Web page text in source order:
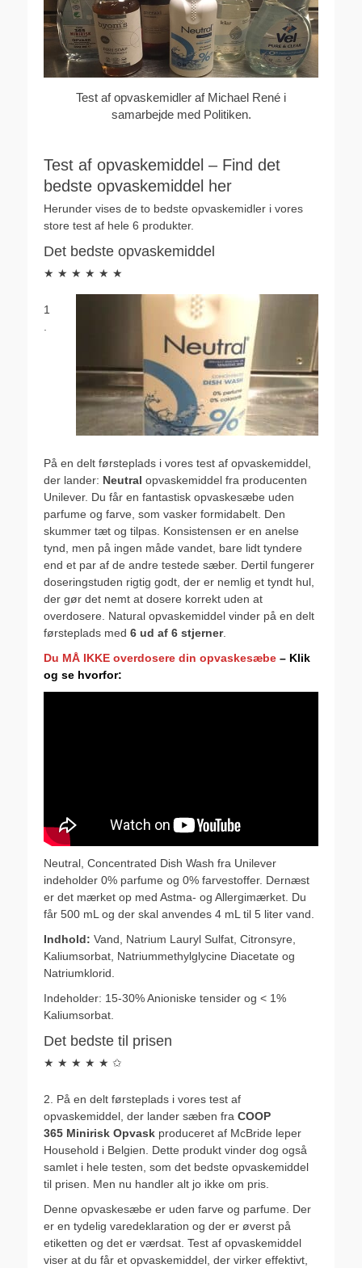
Test af opvaskemidler af Michael René i
samarbejde med Politiken.
Test af opvaskemiddel – Find det
bedste opvaskemiddel her
Herunder vises de to bedste opvaskemidler i vores
store test af hele 6 produkter.
Det bedste opvaskemiddel
★ ★ ★ ★ ★ ★
1
På en delt førsteplads i vores test af opvaskemiddel,
der lander: Neutral opvaskemiddel fra producenten
Unilever. Du får en fantastisk opvaskesæbe uden
parfume og farve, som vasker formidabelt. Den
skummer tæt og tilpas. Konsistensen er en anelse
tynd, men på ingen måde vandet, bare lidt tyndere
end et par af de andre testede sæber. Dertil fungerer
doseringstuden rigtig godt, der er nemlig et tyndt hul,
der gør det nemt at dosere korrekt uden at
overdosere. Natural opvaskemiddel vinder på en delt
førsteplads med 6 ud af 6 stjerner.
Du MÅ IKKE overdosere din opvaskesæbe – Klik
og se hvorfor:
Neutral, Concentrated Dish Wash fra Unilever
indeholder 0% parfume og 0% farvestoffer. Dernæst
er det mærket op med Astma- og Allergimærket. Du
får 500 mL og der skal anvendes 4 mL til 5 liter vand.
Indhold: Vand, Natrium Lauryl Sulfat, Citronsyre,
Kaliumsorbat, Natriummethylglycine Diacetate og
Natriumklorid.
Indeholder: 15-30% Anioniske tensider og < 1%
Kaliumsorbat.
Det bedste til prisen
★ ★ ★ ★ ★ ✩
2. På en delt førsteplads i vores test af
opvaskemiddel, der lander sæben fra COOP
365 Minirisk Opvask produceret af McBride leper
Household i Belgien. Dette produkt vinder dog også
samlet i hele testen, som det bedste opvaskemiddel
til prisen. Men nu handler alt jo ikke om pris.
Denne opvaskesæbe er uden farve og parfume. Der
er en tydelig varedeklaration og der er øverst på
etiketten og det er værdsat. Test af opvaskemiddel
viser at du får et opvaskemiddel, der virker effektivt,